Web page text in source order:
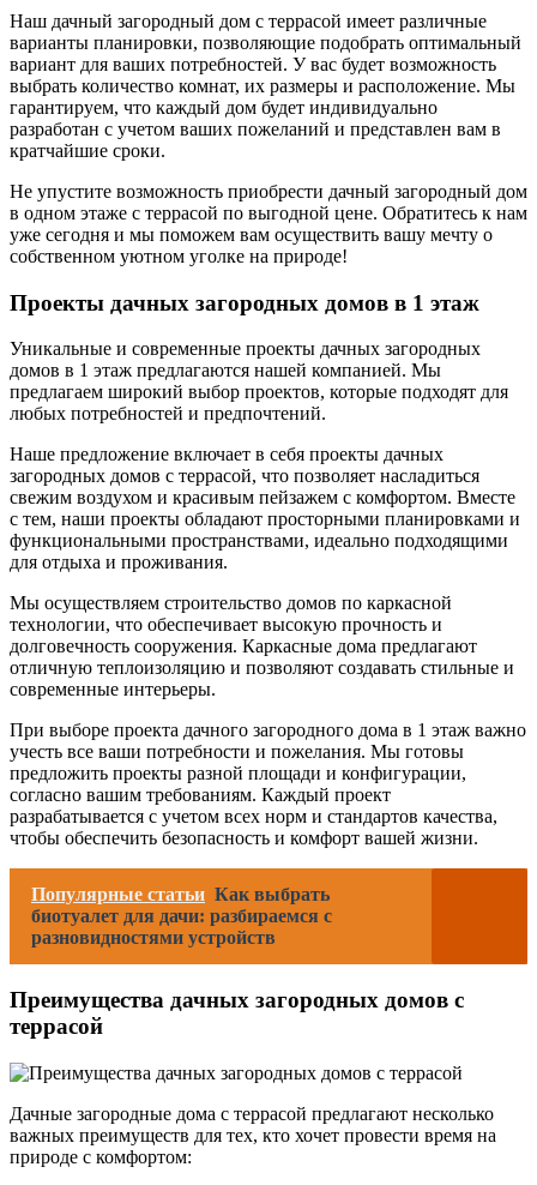
Наш дачный загородный дом с террасой имеет различные
варианты планировки, позволяющие подобрать оптимальный
вариант для ваших потребностей. У вас будет возможность
выбрать количество комнат, их размеры и расположение. Мы
гарантируем, что каждый дом будет индивидуально
разработан с учетом ваших пожеланий и представлен вам в
кратчайшие сроки.
Не упустите возможность приобрести дачный загородный дом
в одном этаже с террасой по выгодной цене. Обратитесь к нам
уже сегодня и мы поможем вам осуществить вашу мечту о
собственном уютном уголке на природе!
Проекты дачных загородных домов в 1 этаж
Уникальные и современные проекты дачных загородных
домов в 1 этаж предлагаются нашей компанией. Мы
предлагаем широкий выбор проектов, которые подходят для
любых потребностей и предпочтений.
Наше предложение включает в себя проекты дачных
загородных домов с террасой, что позволяет насладиться
свежим воздухом и красивым пейзажем с комфортом. Вместе
с тем, наши проекты обладают просторными планировками и
функциональными пространствами, идеально подходящими
для отдыха и проживания.
Мы осуществляем строительство домов по каркасной
технологии, что обеспечивает высокую прочность и
долговечность сооружения. Каркасные дома предлагают
отличную теплоизоляцию и позволяют создавать стильные и
современные интерьеры.
При выборе проекта дачного загородного дома в 1 этаж важно
учесть все ваши потребности и пожелания. Мы готовы
предложить проекты разной площади и конфигурации,
согласно вашим требованиям. Каждый проект
разрабатывается с учетом всех норм и стандартов качества,
чтобы обеспечить безопасность и комфорт вашей жизни.
Популярные статьи Как выбрать
биотуалет для дачи: разбираемся с
разновидностями устройств
Преимущества дачных загородных домов с
террасой
Дачные загородные дома с террасой предлагают несколько
важных преимуществ для тех, кто хочет провести время на
природе с комфортом: